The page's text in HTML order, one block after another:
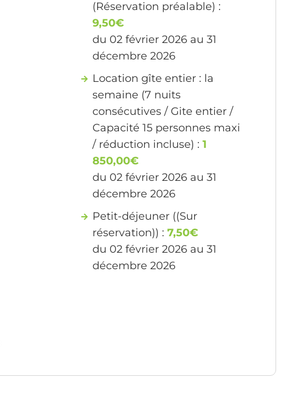
(Réservation préalable) :
9,50€
du 02 février 2026 au 31
décembre 2026
Location gîte entier : la
semaine (7 nuits
consécutives / Gite entier /
Capacité 15 personnes maxi
/ réduction incluse) :1
850,00€
du 02 février 2026 au 31
décembre 2026
Petit-déjeuner ((Sur
réservation)) :7,50€
du 02 février 2026 au 31
décembre 2026